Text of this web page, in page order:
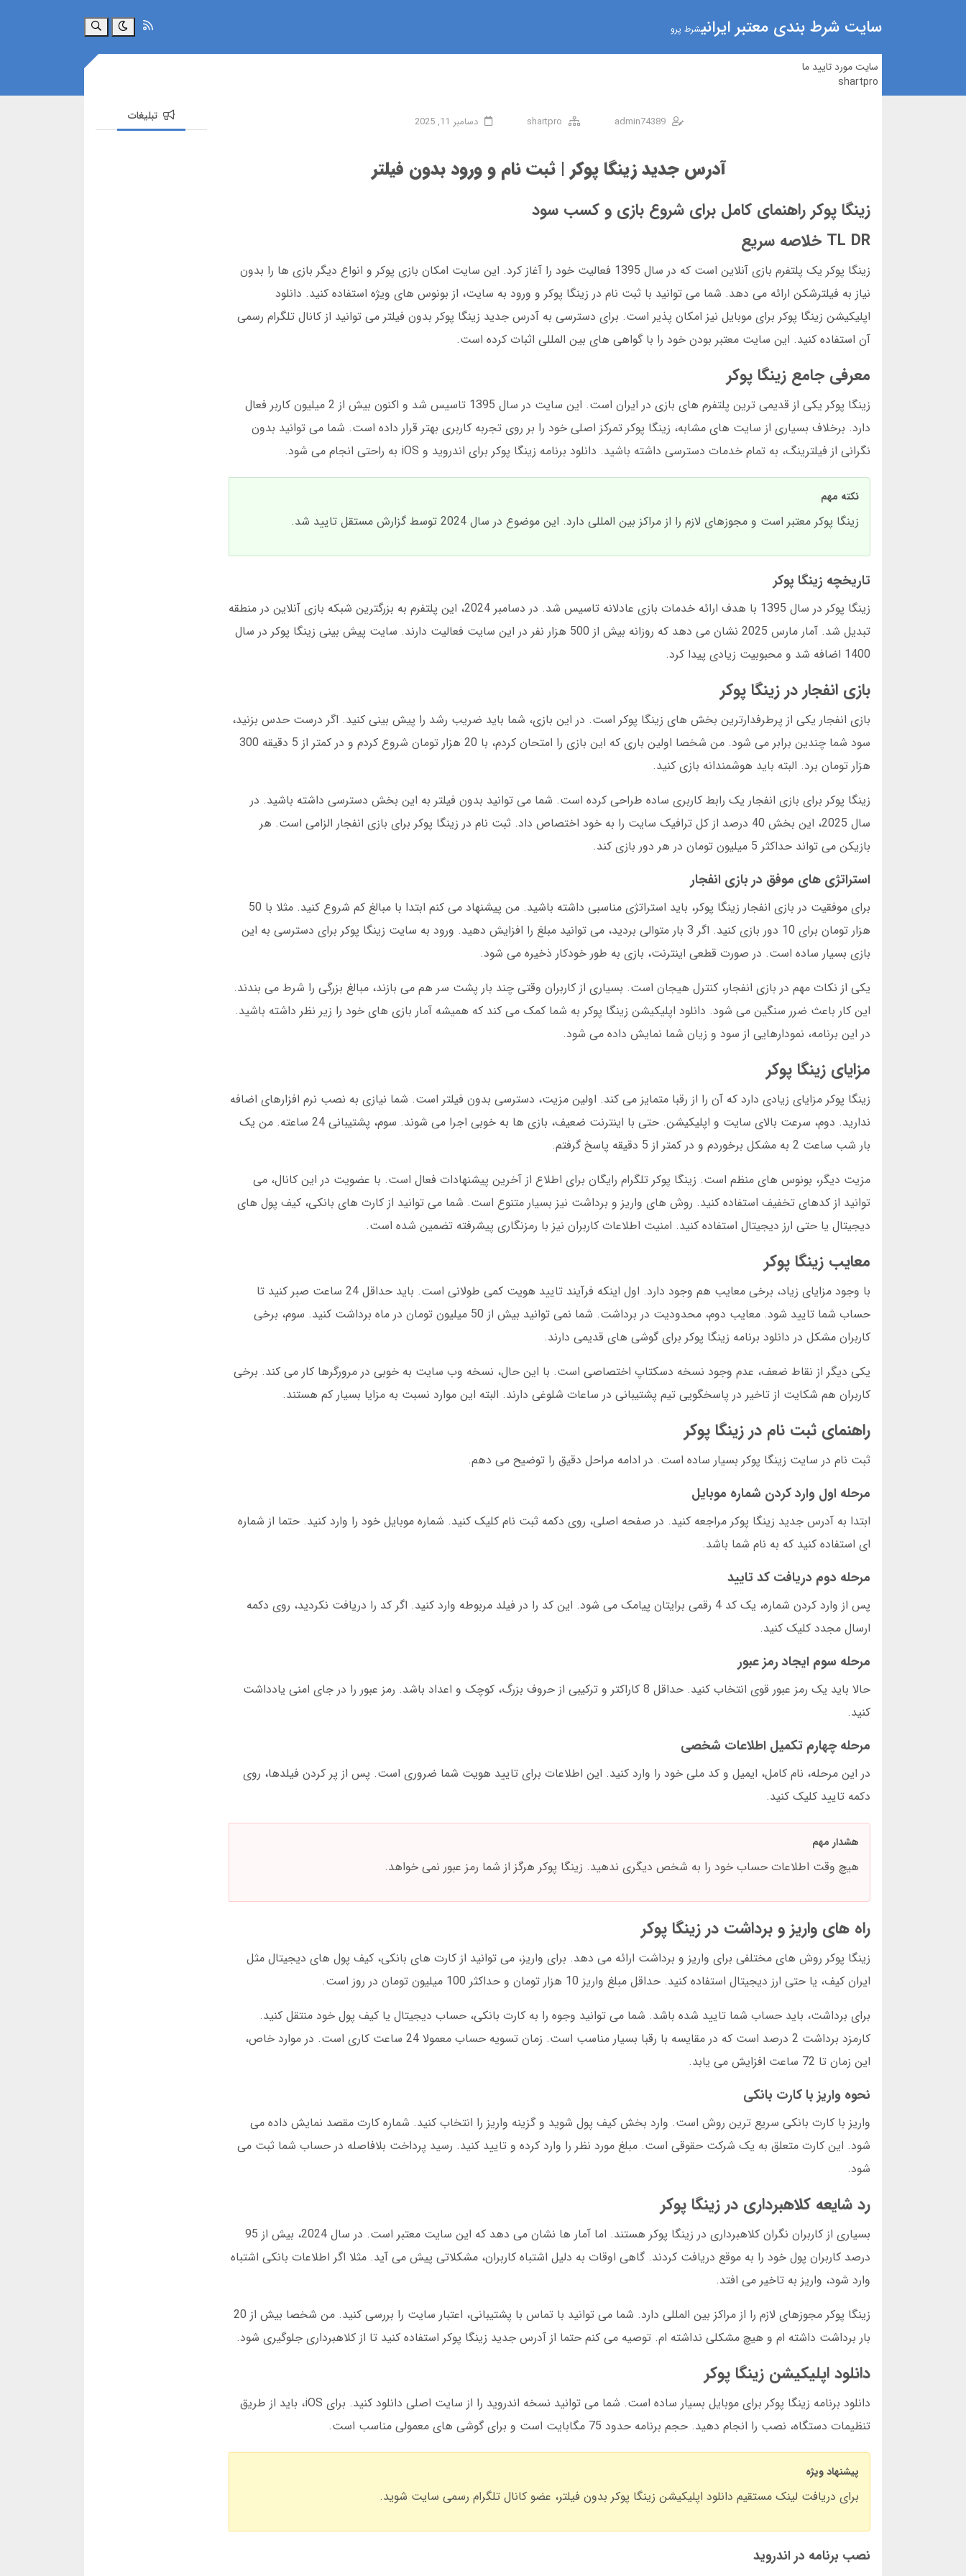
سایت شرط بندی معتبر ایرانیشرط پرو جستجو
سایت مورد تایید ما
shartpro
admin74389
shartpro دسامبر 11, 2025
آدرس جدید زینگا پوکر | ثبت نام و ورود بدون فیلتر
زینگا پوکر راهنمای کامل برای شروع بازی و کسب سود
TL DR خلاصه سریع
زینگا پوکر یک پلتفرم بازی آنلاین است که در سال 1395 فعالیت خود را آغاز کرد. این سایت امکان بازی پوکر و انواع دیگر بازی ها را بدون
نیاز به فیلترشکن ارائه می دهد. شما می توانید با ثبت نام در زینگا پوکر و ورود به سایت، از بونوس های ویژه استفاده کنید. دانلود
اپلیکیشن زینگا پوکر برای موبایل نیز امکان پذیر است. برای دسترسی به آدرس جدید زینگا پوکر بدون فیلتر می توانید از کانال تلگرام رسمی
آن استفاده کنید. این سایت معتبر بودن خود را با گواهی های بین المللی اثبات کرده است.
معرفی جامع زینگا پوکر
زینگا پوکر یکی از قدیمی ترین پلتفرم های بازی در ایران است. این سایت در سال 1395 تاسیس شد و اکنون بیش از 2 میلیون کاربر فعال
دارد. برخلاف بسیاری از سایت های مشابه، زینگا پوکر تمرکز اصلی خود را بر روی تجربه کاربری بهتر قرار داده است. شما می توانید بدون
نگرانی از فیلترینگ، به تمام خدمات دسترسی داشته باشید. دانلود برنامه زینگا پوکر برای اندروید و iOS به راحتی انجام می شود.
نکته مهم
زینگا پوکر معتبر است و مجوزهای لازم را از مراکز بین المللی دارد. این موضوع در سال 2024 توسط گزارش مستقل تایید شد.
تاریخچه زینگا پوکر
زینگا پوکر در سال 1395 با هدف ارائه خدمات بازی عادلانه تاسیس شد. در دسامبر 2024، این پلتفرم به بزرگترین شبکه بازی آنلاین در منطقه
تبدیل شد. آمار مارس 2025 نشان می دهد که روزانه بیش از 500 هزار نفر در این سایت فعالیت دارند. سایت پیش بینی زینگا پوکر در سال
1400 اضافه شد و محبوبیت زیادی پیدا کرد.
بازی انفجار در زینگا پوکر
بازی انفجار یکی از پرطرفدارترین بخش های زینگا پوکر است. در این بازی، شما باید ضریب رشد را پیش بینی کنید. اگر درست حدس بزنید،
سود شما چندین برابر می شود. من شخصا اولین باری که این بازی را امتحان کردم، با 20 هزار تومان شروع کردم و در کمتر از 5 دقیقه 300
هزار تومان برد. البته باید هوشمندانه بازی کنید.
زینگا پوکر برای بازی انفجار یک رابط کاربری ساده طراحی کرده است. شما می توانید بدون فیلتر به این بخش دسترسی داشته باشید. در
سال 2025، این بخش 40 درصد از کل ترافیک سایت را به خود اختصاص داد. ثبت نام در زینگا پوکر برای بازی انفجار الزامی است. هر
بازیکن می تواند حداکثر 5 میلیون تومان در هر دور بازی کند.
استراتژی های موفق در بازی انفجار
برای موفقیت در بازی انفجار زینگا پوکر، باید استراتژی مناسبی داشته باشید. من پیشنهاد می کنم ابتدا با مبالغ کم شروع کنید. مثلا با 50
هزار تومان برای 10 دور بازی کنید. اگر 3 بار متوالی بردید، می توانید مبلغ را افزایش دهید. ورود به سایت زینگا پوکر برای دسترسی به این
بازی بسیار ساده است. در صورت قطعی اینترنت، بازی به طور خودکار ذخیره می شود.
یکی از نکات مهم در بازی انفجار، کنترل هیجان است. بسیاری از کاربران وقتی چند بار پشت سر هم می بازند، مبالغ بزرگی را شرط می بندند.
این کار باعث ضرر سنگین می شود. دانلود اپلیکیشن زینگا پوکر به شما کمک می کند که همیشه آمار بازی های خود را زیر نظر داشته باشید.
در این برنامه، نمودارهایی از سود و زیان شما نمایش داده می شود.
مزایای زینگا پوکر
زینگا پوکر مزایای زیادی دارد که آن را از رقبا متمایز می کند. اولین مزیت، دسترسی بدون فیلتر است. شما نیازی به نصب نرم افزارهای اضافه
ندارید. دوم، سرعت بالای سایت و اپلیکیشن. حتی با اینترنت ضعیف، بازی ها به خوبی اجرا می شوند. سوم، پشتیبانی 24 ساعته. من یک
بار شب ساعت 2 به مشکل برخوردم و در کمتر از 5 دقیقه پاسخ گرفتم.
مزیت دیگر، بونوس های منظم است. زینگا پوکر تلگرام رایگان برای اطلاع از آخرین پیشنهادات فعال است. با عضویت در این کانال، می
توانید از کدهای تخفیف استفاده کنید. روش های واریز و برداشت نیز بسیار متنوع است. شما می توانید از کارت های بانکی، کیف پول های
دیجیتال یا حتی ارز دیجیتال استفاده کنید. امنیت اطلاعات کاربران نیز با رمزنگاری پیشرفته تضمین شده است.
معایب زینگا پوکر
با وجود مزایای زیاد، برخی معایب هم وجود دارد. اول اینکه فرآیند تایید هویت کمی طولانی است. باید حداقل 24 ساعت صبر کنید تا
حساب شما تایید شود. معایب دوم، محدودیت در برداشت. شما نمی توانید بیش از 50 میلیون تومان در ماه برداشت کنید. سوم، برخی
کاربران مشکل در دانلود برنامه زینگا پوکر برای گوشی های قدیمی دارند.
یکی دیگر از نقاط ضعف، عدم وجود نسخه دسکتاپ اختصاصی است. با این حال، نسخه وب سایت به خوبی در مرورگرها کار می کند. برخی
کاربران هم شکایت از تاخیر در پاسخگویی تیم پشتیبانی در ساعات شلوغی دارند. البته این موارد نسبت به مزایا بسیار کم هستند.
راهنمای ثبت نام در زینگا پوکر
ثبت نام در سایت زینگا پوکر بسیار ساده است. در ادامه مراحل دقیق را توضیح می دهم.
مرحله اول وارد کردن شماره موبایل
ابتدا به آدرس جدید زینگا پوکر مراجعه کنید. در صفحه اصلی، روی دکمه ثبت نام کلیک کنید. شماره موبایل خود را وارد کنید. حتما از شماره
ای استفاده کنید که به نام شما باشد.
مرحله دوم دریافت کد تایید
پس از وارد کردن شماره، یک کد 4 رقمی برایتان پیامک می شود. این کد را در فیلد مربوطه وارد کنید. اگر کد را دریافت نکردید، روی دکمه
ارسال مجدد کلیک کنید.
مرحله سوم ایجاد رمز عبور
حالا باید یک رمز عبور قوی انتخاب کنید. حداقل 8 کاراکتر و ترکیبی از حروف بزرگ، کوچک و اعداد باشد. رمز عبور را در جای امنی یادداشت
کنید.
مرحله چهارم تکمیل اطلاعات شخصی
در این مرحله، نام کامل، ایمیل و کد ملی خود را وارد کنید. این اطلاعات برای تایید هویت شما ضروری است. پس از پر کردن فیلدها، روی
دکمه تایید کلیک کنید.
هشدار مهم
هیچ وقت اطلاعات حساب خود را به شخص دیگری ندهید. زینگا پوکر هرگز از شما رمز عبور نمی خواهد.
راه های واریز و برداشت در زینگا پوکر
زینگا پوکر روش های مختلفی برای واریز و برداشت ارائه می دهد. برای واریز، می توانید از کارت های بانکی، کیف پول های دیجیتال مثل
ایران کیف، یا حتی ارز دیجیتال استفاده کنید. حداقل مبلغ واریز 10 هزار تومان و حداکثر 100 میلیون تومان در روز است.
برای برداشت، باید حساب شما تایید شده باشد. شما می توانید وجوه را به کارت بانکی، حساب دیجیتال یا کیف پول خود منتقل کنید.
کارمزد برداشت 2 درصد است که در مقایسه با رقبا بسیار مناسب است. زمان تسویه حساب معمولا 24 ساعت کاری است. در موارد خاص،
این زمان تا 72 ساعت افزایش می یابد.
نحوه واریز با کارت بانکی
واریز با کارت بانکی سریع ترین روش است. وارد بخش کیف پول شوید و گزینه واریز را انتخاب کنید. شماره کارت مقصد نمایش داده می
شود. این کارت متعلق به یک شرکت حقوقی است. مبلغ مورد نظر را وارد کرده و تایید کنید. رسید پرداخت بلافاصله در حساب شما ثبت می
شود.
رد شایعه کلاهبرداری در زینگا پوکر
بسیاری از کاربران نگران کلاهبرداری در زینگا پوکر هستند. اما آمار ها نشان می دهد که این سایت معتبر است. در سال 2024، بیش از 95
درصد کاربران پول خود را به موقع دریافت کردند. گاهی اوقات به دلیل اشتباه کاربران، مشکلاتی پیش می آید. مثلا اگر اطلاعات بانکی اشتباه
وارد شود، واریز به تاخیر می افتد.
زینگا پوکر مجوزهای لازم را از مراکز بین المللی دارد. شما می توانید با تماس با پشتیبانی، اعتبار سایت را بررسی کنید. من شخصا بیش از 20
بار برداشت داشته ام و هیچ مشکلی نداشته ام. توصیه می کنم حتما از آدرس جدید زینگا پوکر استفاده کنید تا از کلاهبرداری جلوگیری شود.
دانلود اپلیکیشن زینگا پوکر
دانلود برنامه زینگا پوکر برای موبایل بسیار ساده است. شما می توانید نسخه اندروید را از سایت اصلی دانلود کنید. برای iOS، باید از طریق
تنظیمات دستگاه، نصب را انجام دهید. حجم برنامه حدود 75 مگابایت است و برای گوشی های معمولی مناسب است.
پیشنهاد ویژه
برای دریافت لینک مستقیم دانلود اپلیکیشن زینگا پوکر بدون فیلتر، عضو کانال تلگرام رسمی سایت شوید.
نصب برنامه در اندروید
تبلیغات